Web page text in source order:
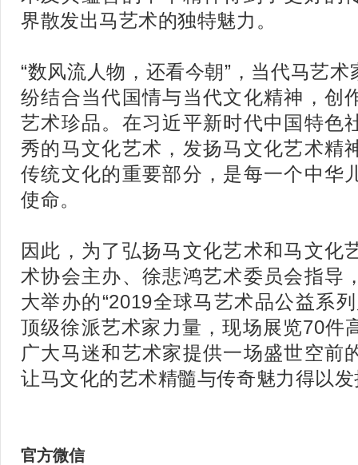
界散发出马艺术的独特魅力。
“数风流人物，还看今朝”，当代马艺
纷结合当代国情与当代文化精神，创
艺术珍品。在习近平新时代中国特色
秀的马文化艺术，发扬马文化艺术精
传统文化的重要部分，是每一个中华
使命。
因此，为了弘扬马文化艺术和马文化
术协会主办、徐悲鸿艺术委员会指导
大举办的“2019全球马艺术品公益系
顶级徐派艺术家力量，现场展览70件
广大马迷和艺术家提供一场盛世空前
让马文化的艺术精髓与传奇魅力得以
官方微信